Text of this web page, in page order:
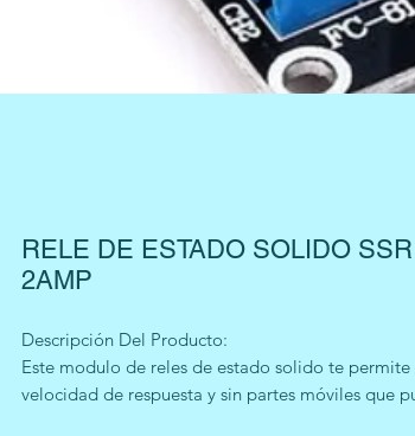
RELE DE ESTADO SOLIDO
2AMP
Descripción Del Producto:
Este modulo de reles de estado solido te
velocidad de respuesta y sin partes móviles que